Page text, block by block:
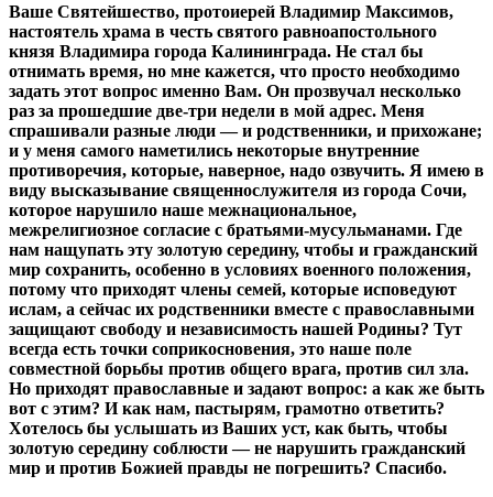
Ваше Святейшество, протоиерей Владимир Максимов,
настоятель храма в честь святого равноапостольного
князя Владимира города Калининграда. Не стал бы
отнимать время, но мне кажется, что просто необходимо
задать этот вопрос именно Вам. Он прозвучал несколько
раз за прошедшие две-три недели в мой адрес. Меня
спрашивали разные люди — и родственники, и прихожане;
и у меня самого наметились некоторые внутренние
противоречия, которые, наверное, надо озвучить. Я имею в
виду высказывание священнослужителя из города Сочи,
которое нарушило наше межнациональное,
межрелигиозное согласие с братьями-мусульманами. Где
нам нащупать эту золотую середину, чтобы и гражданский
мир сохранить, особенно в условиях военного положения,
потому что приходят члены семей, которые исповедуют
ислам, а сейчас их родственники вместе с православными
защищают свободу и независимость нашей Родины? Тут
всегда есть точки соприкосновения, это наше поле
совместной борьбы против общего врага, против сил зла.
Но приходят православные и задают вопрос: а как же быть
вот с этим? И как нам, пастырям, грамотно ответить?
Хотелось бы услышать из Ваших уст, как быть, чтобы
золотую середину соблюсти — не нарушить гражданский
мир и против Божией правды не погрешить? Спасибо.